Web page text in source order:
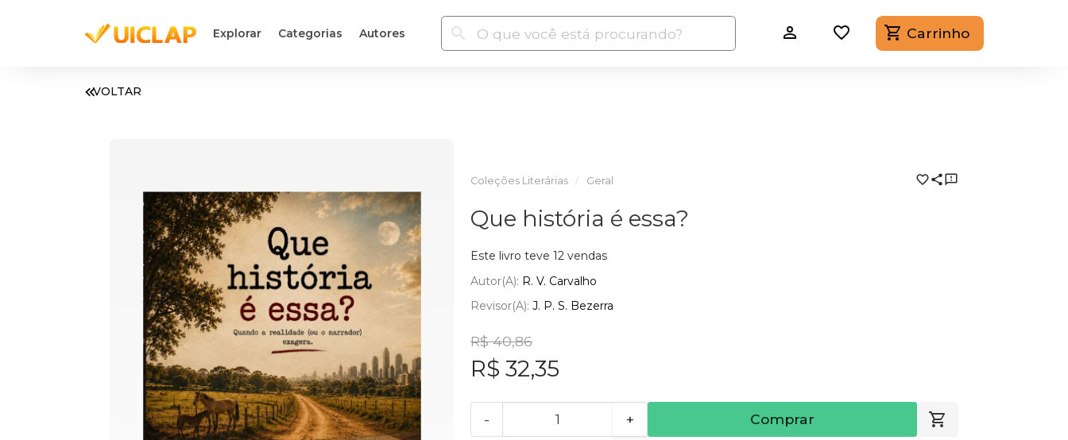
Explorar Categorias Autores Carrinho
VOLTAR
Coleções Literárias Geral
Que história é essa?
Este livro teve 12 vendas
Autor(a): R. V. Carvalho
Revisor(a): J. P. S. Bezerra
R$ 40,86
R$ 32,35
- + Comprar